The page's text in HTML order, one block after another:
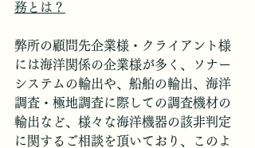
務とは？
弊所の顧問先企業様・クライアント様
には海洋関係の企業様が多く、ソナー
システムの輸出や、船舶の輸出、海洋
調査・極地調査に際しての調査機材の
輸出など、様々な海洋機器の該非判定
に関するご相談を頂いており、このよ